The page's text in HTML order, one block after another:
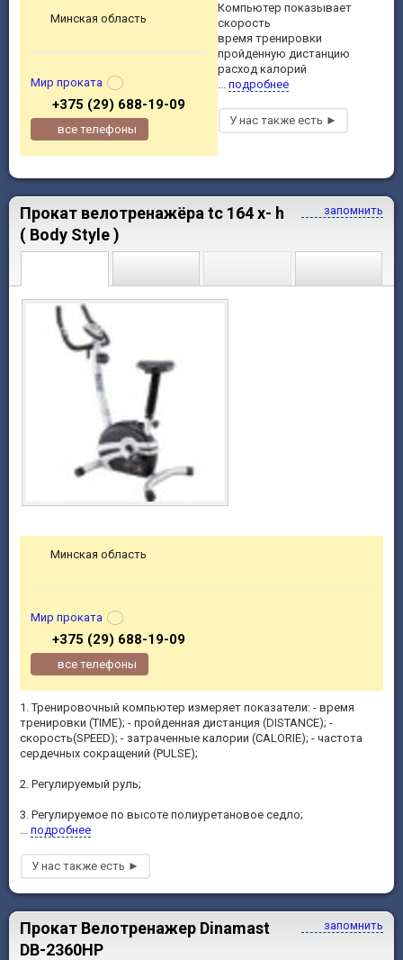
Компьютер показывает
скорость
время тренировки
пройденную дистанцию
расход калорий
... подробнее
Минская область
Мир проката
+375 (29) 688-19-09
все телефоны
запомнить
Прокат велотренажёра tc 164 x- h
( Body Style )
1. Тренировочный компьютер измеряет показатели: - время
тренировки (TIME); - пройденная дистанция (DISTANCE); -
скорость(SPEED); - затраченные калории (CALORIE); - частота
сердечных сокращений (PULSE);
2. Регулируемый руль;
3. Регулируемое по высоте полиуретановое седло;
... подробнее
Минская область
Мир проката
+375 (29) 688-19-09
все телефоны
запомнить
Прокат Велотренажер Dinamast
DB-2360HP